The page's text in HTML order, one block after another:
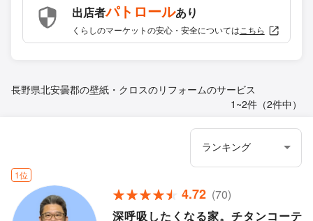
出店者パトロールあり
くらしのマーケットの安心・安全については こちら
長野県北安曇郡の壁紙・クロスのリフォームのサービス
1~2件（2件中）
1位
4.72 (70)
深呼吸したくなる家。チタンコーテ